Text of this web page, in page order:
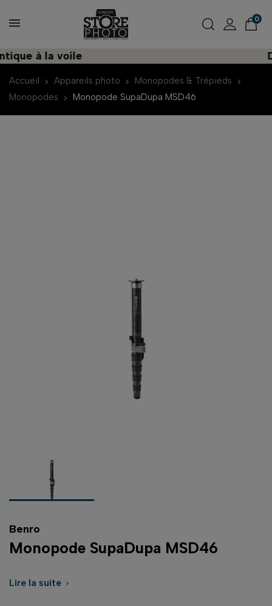
0
à la voile
Accueil Appareils photo
Monopodes & Trépieds
Monopodes
Monopode SupaDupa MSD46
Benro
Monopode SupaDupa MSD46
Lire la suite 